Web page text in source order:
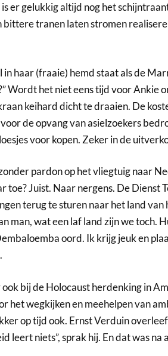
er gelukkig altijd nog het
bittere tranen laten stromen
in haar (fraaie) hemd staat als de
Wordt het niet eens tijd voor Ankie
keihard dicht te draaien. De
de opvang van asielzoekers
voor kopen. Zeker in de
pardon op het vliegtuig naar
toe? Juist. Naar nergens. De Dienst
terug te sturen naar het land
man, wat een laf land zijn we toch.
oord. Ik krijg jeuk en
bij de Holocaust herdenking in
het wegkijken en meehelpen van
op tijd ook. Ernst Verduin
leert niets”, sprak hij. En dat was